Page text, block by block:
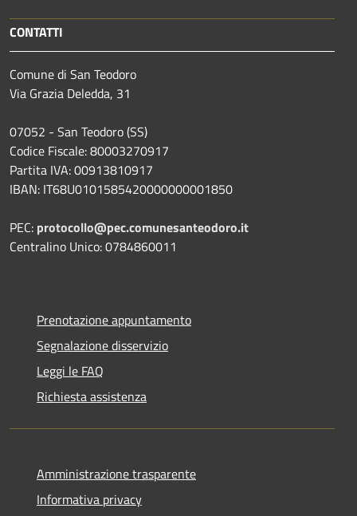
CONTATTI
Comune di San Teodoro
Via Grazia Deledda, 31
07052 - San Teodoro (SS)
Codice Fiscale: 80003270917
Partita IVA: 00913810917
IBAN: IT68U0101585420000000001850
PEC: protocollo@pec.comunesanteodoro.it
Centralino Unico: 0784860011
Prenotazione appuntamento
Segnalazione disservizio
Leggi le FAQ
Richiesta assistenza
Amministrazione trasparente
Informativa privacy